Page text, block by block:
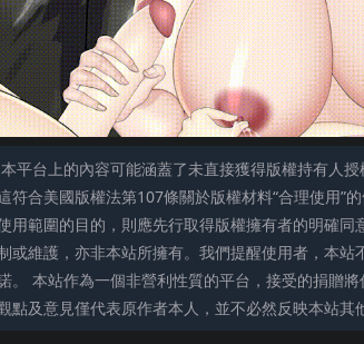
平台上的內容可能涵蓋了未直接獲得版權持有人
符合美國版權法第107條關於版權材料“合理使用”
用範圍的目的，則應先行取得版權擁有者的明確
或維護，亦非本站所擁有。我們提醒使用者，本
。 本站作為一個非營利性質的平台，接受的捐贈
點及意見僅代表原作者本人，並不必然反映本站其